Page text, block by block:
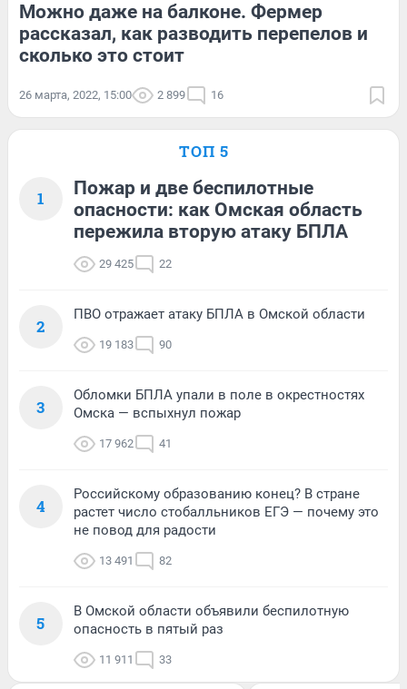
Можно даже на балконе. Фермер
рассказал, как разводить перепелов и
сколько это стоит
26 марта, 2022, 15:00 2 899 16
ТОП 5
1
Пожар и две беспилотные
опасности: как Омская область
пережила вторую атаку БПЛА
29 425 22
2
ПВО отражает атаку БПЛА в Омской области
19 183 90
3
Обломки БПЛА упали в поле в окрестностях
Омска — вспыхнул пожар
17 962 41
4
Российскому образованию конец? В стране
растет число стобалльников ЕГЭ — почему это
не повод для радости
13 491 82
5
В Омской области объявили беспилотную
опасность в пятый раз
11 911 33